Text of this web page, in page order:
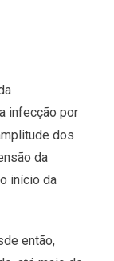
infecção por
dos
da
início da
então,